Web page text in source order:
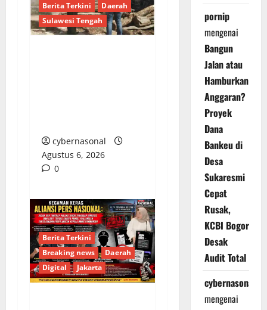
Berita Terkini
Daerah
Sulawesi Tengah
cybernasonal
Agustus 6, 2026
0
Berita Terkini
Breaking news
Daerah
Digital
Jakarta
pornip
mengenai
Bangun
Jalan atau
Hamburkan
Anggaran?
Proyek
Dana
Bankeu di
Desa
Sukaresmi
Cepat
Rusak,
KCBI Bogor
Desak
Audit Total
cybernasonal
mengenai